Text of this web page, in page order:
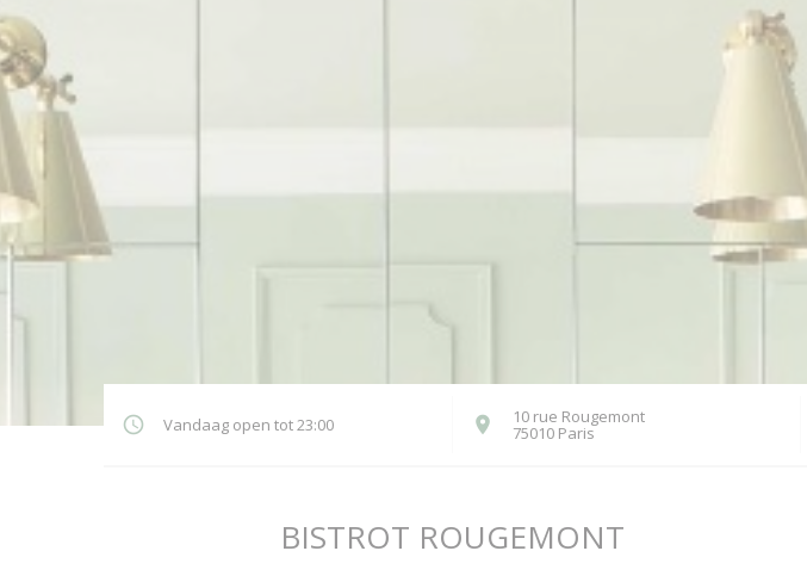
Vandaag open tot 23:00 10 rue Rougemont
75010 Paris((opent in een nieuw venster))
BISTROT ROUGEMONT